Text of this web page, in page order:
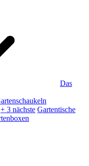
Das
+ 3 nächste Gartentische